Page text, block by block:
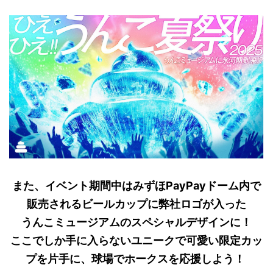
また、イベント期間中はみずほPayPayドーム内で
販売されるビールカップに弊社ロゴが入った
うんこミュージアムのスペシャルデザインに！
ここでしか手に入らないユニークで可愛い限定カッ
プを片手に、球場でホークスを応援しよう！